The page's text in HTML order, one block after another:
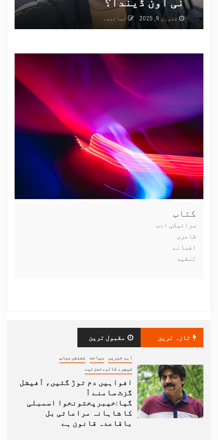
جنوری 9, 2025 نمائندہ
کتاب
سرائیکی ادب
شاعری
افسانے
تنقید
تازہ ترین مقبول ترین
اہم خبریں سیاحت غضنفرعباس
فیچر، کالم،تجزئیے
افواہیں دم توڑ گئیں، آفیشل
گزٹ سامنے آ
گیا:خیبرپختونخوا اسمبلی
کا شاہانہ مراعاتی بل
باقاعدہ قانون ہے